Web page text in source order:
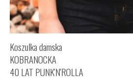
Koszulka damska
KOBRANOCKA
40 LAT PUNK'N'ROLLA